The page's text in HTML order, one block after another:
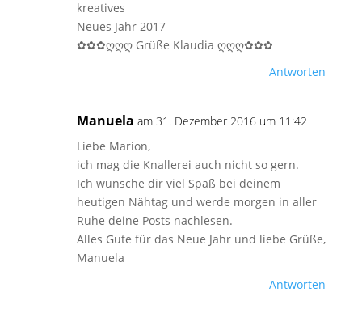
kreatives
Neues Jahr 2017
✿✿✿ღღღ Grüße Klaudia ღღღ✿✿✿
Antworten
Manuela am 31. Dezember 2016 um 11:42
Liebe Marion,
ich mag die Knallerei auch nicht so gern.
Ich wünsche dir viel Spaß bei deinem
heutigen Nähtag und werde morgen in aller
Ruhe deine Posts nachlesen.
Alles Gute für das Neue Jahr und liebe Grüße,
Manuela
Antworten